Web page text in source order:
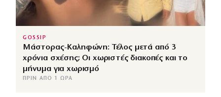
GOSSIP
Μάστορας-Καληφώνη: Τέλος μετά από 3
χρόνια σχέσης; Οι χωριστές διακοπές και το
μήνυμα για χωρισμό
ΠΡΙΝ ΑΠΌ 1 ΏΡΑ